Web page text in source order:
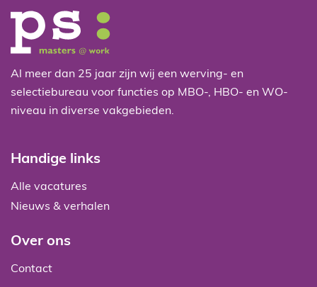
Al meer dan 25 jaar zijn wij een werving- en
selectiebureau voor functies op MBO-, HBO- en WO-
niveau in diverse vakgebieden.
Handige links
Alle vacatures
Nieuws & verhalen
Over ons
Contact